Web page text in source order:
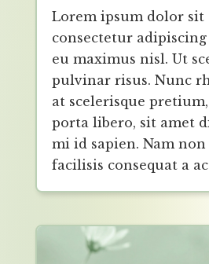
Lorem ipsum dolor sit
consectetur
eu maximus nisl. Ut
pulvinar risus. Nunc
at scelerisque
porta libero, sit amet
mi id sapien. Nam non
facilisis consequat a